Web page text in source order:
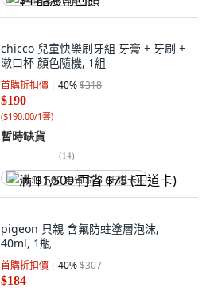
chicco 兒童快樂刷牙組 牙膏 + 牙刷 +
漱口杯 顏色隨機, 1組
首購折扣價 40%$318
$190
($190.00/1套)
暫時缺貨
(14)
满 $1,500 再省 $75 (王道卡)
pigeon 貝親 含氟防蛀塗層泡沫,
40ml, 1瓶
首購折扣價 40%$307
$184